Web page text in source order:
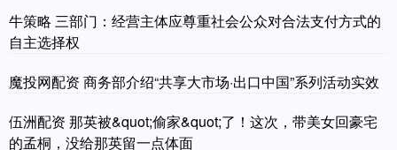
牛策略 三部门：经营主体应尊重社会公众对合法支付方式的
自主选择权
魔投网配资 商务部介绍“共享大市场·出口中国”系列活动实效
伍洲配资 那英被&quot;偷家&quot;了！这次，带美女回豪宅
的孟桐，没给那英留一点体面